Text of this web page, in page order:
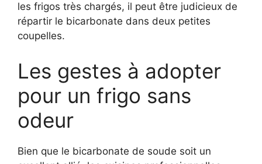
les frigos très chargés, il peut être judicieux de
répartir le bicarbonate dans deux petites
coupelles.
Les gestes à adopter
pour un frigo sans
odeur
Bien que le bicarbonate de soude soit un